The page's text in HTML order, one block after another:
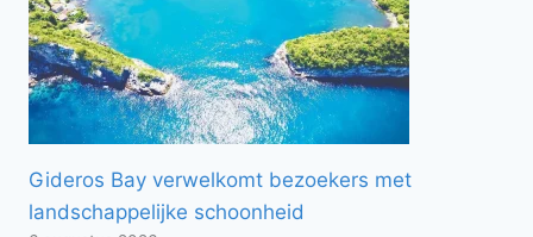
Gideros Bay verwelkomt bezoekers met
landschappelijke schoonheid